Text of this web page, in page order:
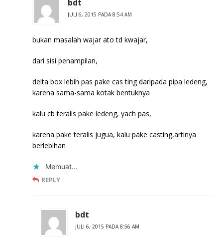
bdt
JULI 6, 2015 PADA 8:54 AM
bukan masalah wajar ato td kwajar,
dari sisi penampilan,
delta box lebih pas pake cas ting daripada pipa ledeng,
karena sama-sama kotak bentuknya
kalu cb teralis pake ledeng, yach pas,
karena pake teralis jugua, kalu pake casting,artinya
berlebihan
Memuat...
REPLY
bdt
JULI 6, 2015 PADA 8:56 AM